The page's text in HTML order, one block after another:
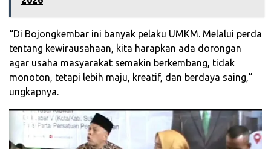
“Di Bojongkembar ini banyak pelaku UMKM. Melalui perda
tentang kewirausahaan, kita harapkan ada dorongan
agar usaha masyarakat semakin berkembang, tidak
monoton, tetapi lebih maju, kreatif, dan berdaya saing,”
ungkapnya.